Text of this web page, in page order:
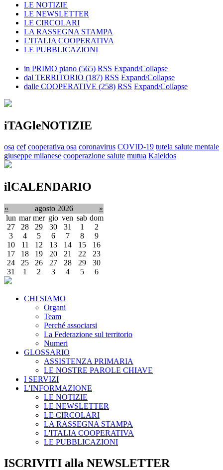
LE NOTIZIE
LE NEWSLETTER
LE CIRCOLARI
LA RASSEGNA STAMPA
L'ITALIA COOPERATIVA
LE PUBBLICAZIONI
in PRIMO piano (565) RSS Expand/Collapse
dal TERRITORIO (187) RSS Expand/Collapse
dalle COOPERATIVE (258) RSS Expand/Collapse
iTAGleNOTIZIE
osa cef cooperativa osa coronavirus COVID-19 tutela salute mentale
giuseppe milanese cooperazione salute mutua Kaleidos
ilCALENDARIO
« agosto 2026
»
lun mar mer gio ven sab dom
27
28 29 30 31 1
2
3
4 5 6 7 8
9
10
11 12 13 14 15
16
17
18 19 20 21 22
23
24
25 26 27 28 29
30
31
1 2 3 4 5 6
CHI SIAMO
Organi
Team
Perché associarsi
La Federazione sul territorio
Numeri
GLOSSARIO
ASSISTENZA PRIMARIA
LE NOSTRE PAROLE CHIAVE
I SERVIZI
L'INFORMAZIONE
LE NOTIZIE
LE NEWSLETTER
LE CIRCOLARI
LA RASSEGNA STAMPA
L'ITALIA COOPERATIVA
LE PUBBLICAZIONI
ISCRIVITI alla NEWSLETTER